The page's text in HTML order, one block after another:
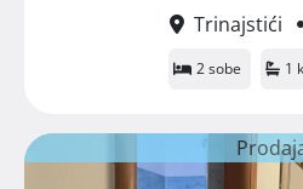
Trinajstići
2 sobe 1